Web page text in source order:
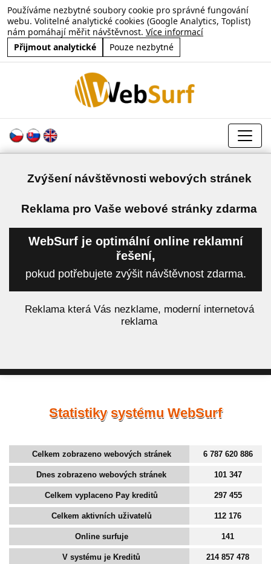
Používáme nezbytné soubory cookie pro správné fungování
webu. Volitelné analytické cookies (Google Analytics, Toplist)
nám pomáhají měřit návštěvnost. Více informací
Přijmout analytické
Pouze nezbytné
Zvýšení návštěvnosti webových stránek
Reklama pro Vaše webové stránky zdarma
WebSurf je optimální online reklamní
řešení,
pokud potřebujete zvýšit návštěvnost zdarma.
Reklama která Vás nezklame, moderní internetová
reklama
Statistiky systému WebSurf
Celkem zobrazeno webových stránek 6 787 620 886
Dnes zobrazeno webových stránek 101 347
Celkem vyplaceno Pay kreditů 297 455
Celkem aktivních uživatelů 112 176
Online surfuje 141
V systému je Kreditů 214 857 478